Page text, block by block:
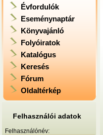
Évfordulók
Eseménynaptár
Könyvajánló
Folyóiratok
Katalógus
Keresés
Fórum
Oldaltérkép
Felhasználói adatok
Felhasználónév: